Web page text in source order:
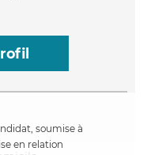
soumise à
en relation